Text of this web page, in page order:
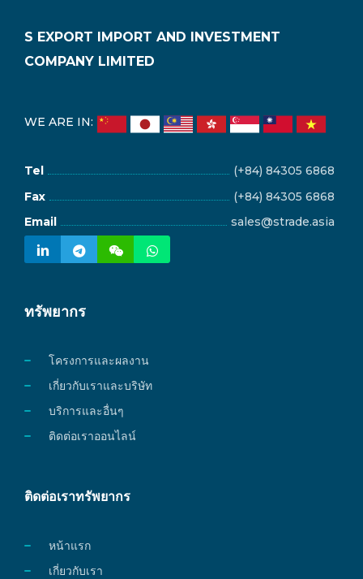
S EXPORT IMPORT AND INVESTMENT
COMPANY LIMITED
WE ARE IN:
Tel
(+84) 84305 6868
Fax
(+84) 84305 6868
Email
sales@strade.asia
ทรัพยากร
โครงการและผลงาน
เกี่ยวกับเราและบริษัท
บริการและอื่นๆ
ติดต่อเราออนไลน์
ติดต่อเราทรัพยากร
หน้าแรก
เกี่ยวกับเรา